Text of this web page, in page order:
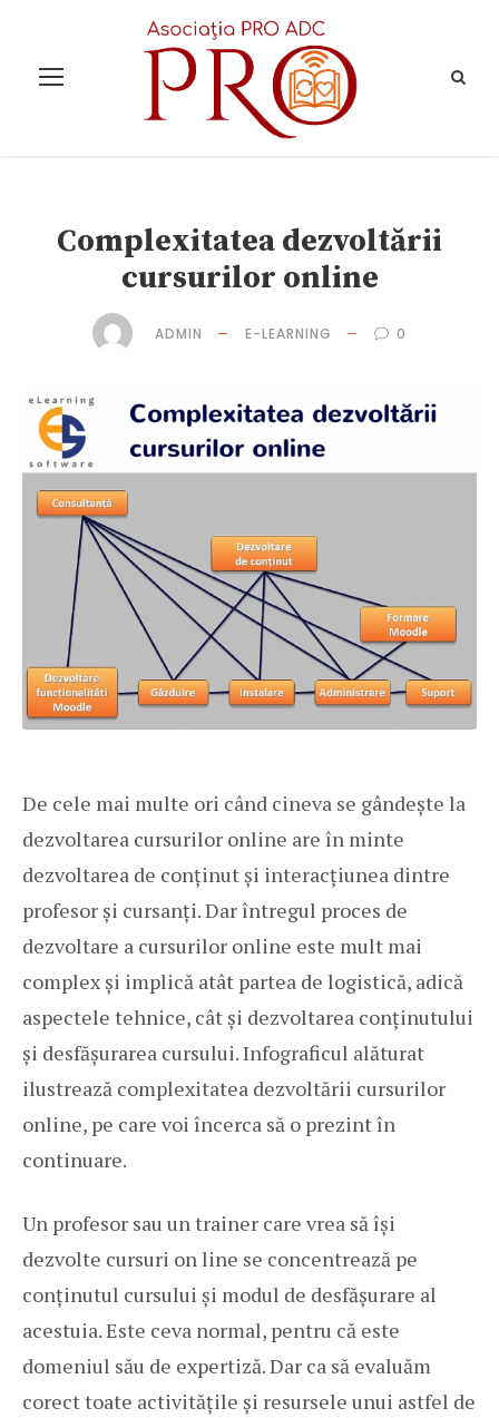
Complexitatea dezvoltării
cursurilor online
ADMIN E-LEARNING 0
De cele mai multe ori când cineva se gândește la
dezvoltarea cursurilor online are în minte
dezvoltarea de conținut și interacțiunea dintre
profesor și cursanți. Dar întregul proces de
dezvoltare a cursurilor online este mult mai
complex și implică atât partea de logistică, adică
aspectele tehnice, cât și dezvoltarea conținutului
și desfășurarea cursului. Infograficul alăturat
ilustrează complexitatea dezvoltării cursurilor
online, pe care voi încerca să o prezint în
continuare.
Un profesor sau un trainer care vrea să își
dezvolte cursuri on line se concentrează pe
conținutul cursului și modul de desfășurare al
acestuia. Este ceva normal, pentru că este
domeniul său de expertiză. Dar ca să evaluăm
corect toate activitățile și resursele unui astfel de